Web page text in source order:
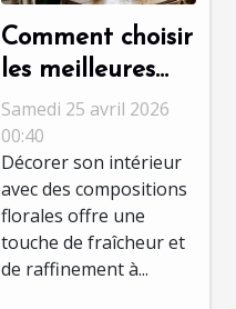
Comment choisir
les meilleures
compositions
florales pour
votre intérieur ?
Samedi 25 avril 2026
00:40
Décorer son intérieur
avec des compositions
florales offre une
touche de fraîcheur et
de raffinement à...